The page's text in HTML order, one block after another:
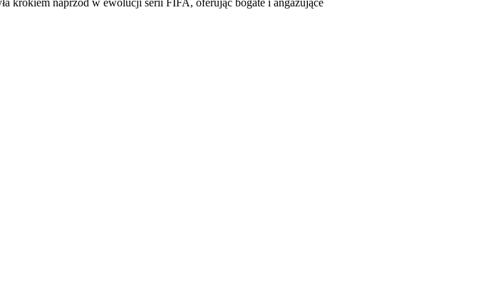
krokiem naprzód w ewolucji serii FIFA, oferując bogate i angażujące